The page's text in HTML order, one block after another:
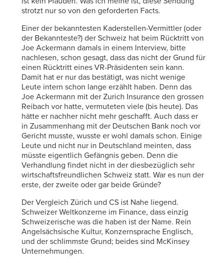
strotzt nur so von den geforderten Facts.
Einer der bekanntesten Kaderstellen-Vermittler (oder
der Bekannteste?) der Schweiz hat beim Rücktritt von
Joe Ackermann damals in einem Interview, bitte
nachlesen, schon gesagt, dass das nicht der Grund für
einen Rücktritt eines VR-Präsidenten sein kann.
Damit hat er nur das bestätigt, was nicht wenige
Leute intern schon lange erzählt haben. Denn das
Joe Ackermann mit der Zurich Insurance den grossen
Reibach vor hatte, vermuteten viele (bis heute). Das
hätte er nachher nicht mehr geschafft. Auch dass er
in Zusammenhang mit der Deutschen Bank noch vor
Gericht musste, wusste er wohl damals schon. Einige
Leute und nicht nur in Deutschland meinten, dass
müsste eigentlich Gefängnis geben. Denn die
Verhandlung findet nicht in der diesbezüglich sehr
wirtschaftsfreundlichen Schweiz statt. War es nun der
erste, der zweite oder gar beide Gründe?
Der Vergleich Zürich und CS ist Nahe liegend.
Schweizer Weltkonzerne im Finance, dass einzig
Schweizerische was die haben ist der Name. Rein
Angelsächsische Kultur, Konzernsprache Englisch,
und der schlimmste Grund; beides sind McKinsey
Unternehmungen.